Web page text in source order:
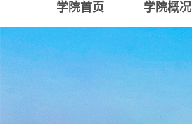
学院首页 学院概况